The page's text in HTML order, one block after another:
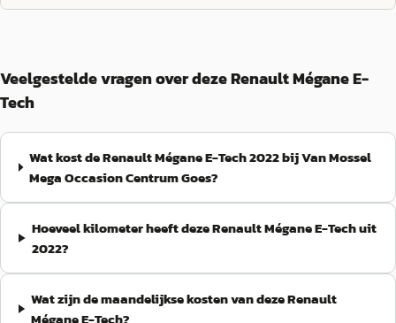
Veelgestelde vragen over deze Renault Mégane E-
Tech
Wat kost de Renault Mégane E-Tech 2022 bij Van Mossel
Mega Occasion Centrum Goes?
Hoeveel kilometer heeft deze Renault Mégane E-Tech uit
2022?
Wat zijn de maandelijkse kosten van deze Renault